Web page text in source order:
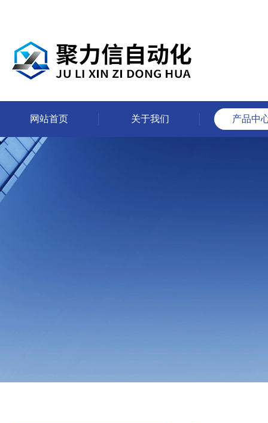
网站首页 关于我们 产品中